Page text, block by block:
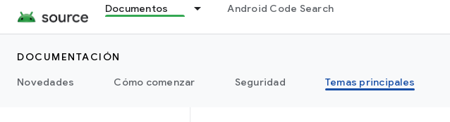
Documentos Android Code Search
DOCUMENTACIÓN
Novedades
Cómo comenzar Seguridad Temas principales